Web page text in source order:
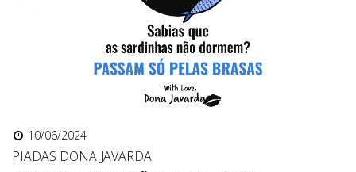
10/06/2024
PIADAS DONA JAVARDA